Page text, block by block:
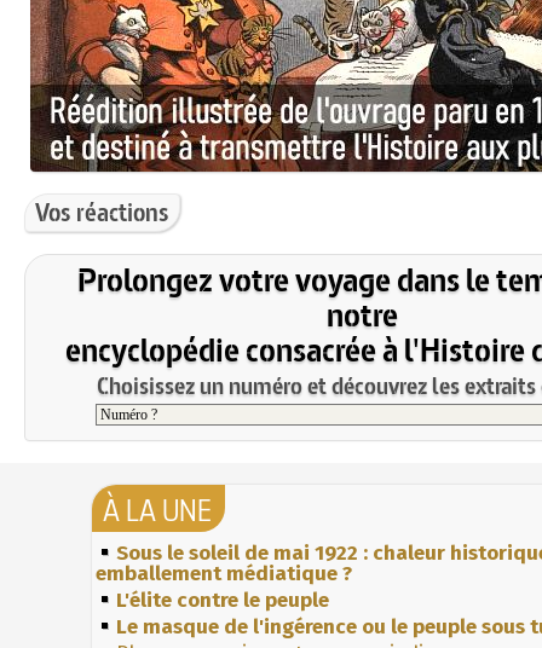
Vos réactions
Prolongez votre voyage dans le
notre
encyclopédie consacrée à l'Histoire
Choisissez un numéro et découvrez les
À LA UNE
Sous le soleil de mai 1922 : chaleur
emballement médiatique ?
L'élite contre le peuple
Le masque de l'ingérence ou le peuple sous